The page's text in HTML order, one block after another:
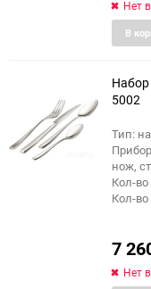
Нет
В
Набор
5002
Тип:
нож,
Кол-
Кол-
7
Нет